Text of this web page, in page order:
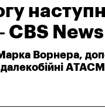
CBS News
Ворнера,